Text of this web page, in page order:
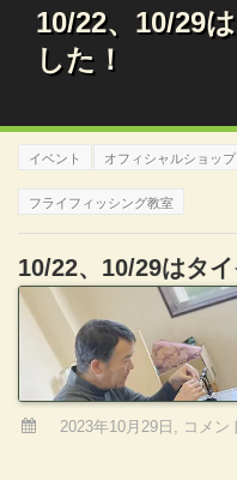
10/22、10/29
した！
イベント オフィシャルショップ
フライフィッシング教室
10/22、10/29はタ
2023年10月29日, コメン